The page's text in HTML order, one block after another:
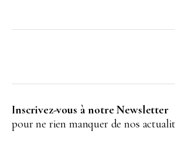
Inscrivez-vous à notre Newsletter
pour ne rien manquer de nos